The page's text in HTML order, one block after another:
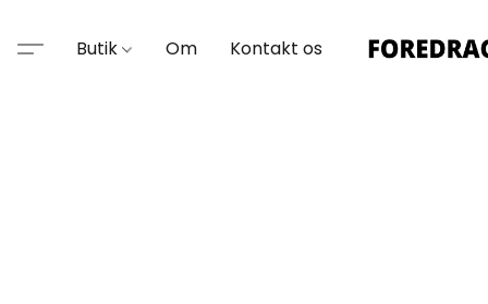
Butik Om Kontakt os